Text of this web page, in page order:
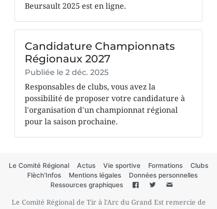
Beursault 2025 est en ligne.
Candidature Championnats
Régionaux 2027
Publiée le 2 déc. 2025
Responsables de clubs, vous avez la
possibilité de proposer votre candidature à
l'organisation d'un championnat régional
pour la saison prochaine.
Le Comité Régional Actus Vie sportive Formations
Clubs
Flèch'Infos
Mentions légales
Données personnelles
Ressources graphiques
Le Comité Régional de Tir à l'Arc du Grand Est remercie de